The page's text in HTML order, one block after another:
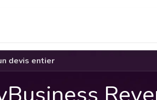
devis entier